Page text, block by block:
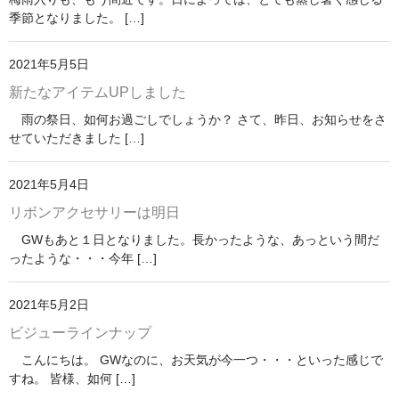
季節となりました。 […]
2021年5月5日
新たなアイテムUPしました
雨の祭日、如何お過ごしでしょうか？ さて、昨日、お知らせをさ
せていただきました […]
2021年5月4日
リボンアクセサリーは明日
GWもあと１日となりました。長かったような、あっという間だ
ったような・・・今年 […]
2021年5月2日
ビジューラインナップ
こんにちは。 GWなのに、お天気が今一つ・・・といった感じで
すね。 皆様、如何 […]